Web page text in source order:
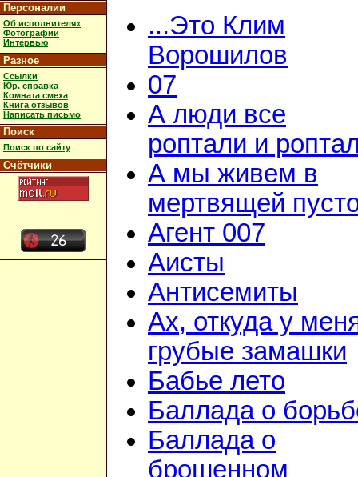
Персоналии
Об исполнителях
Фотографии
Интервью
Разное
Ссылки
Юр. справка
Комната смеха
Книга отзывов
Написать письмо
Поиск
Поиск по сайту
Счётчики
...Это Клим
Ворошилов
07
А люди все
роптали и
А мы живем в
мертвящей
Агент 007
Аисты
Антисемиты
Ах, откуда у
грубые замашки
Бабье лето
Баллада о
Баллада о
брошенном